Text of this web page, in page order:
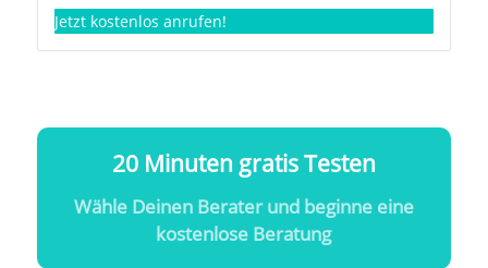
Jetzt kostenlos anrufen!
20 Minuten gratis Testen
Wähle Deinen Berater und beginne eine
kostenlose Beratung